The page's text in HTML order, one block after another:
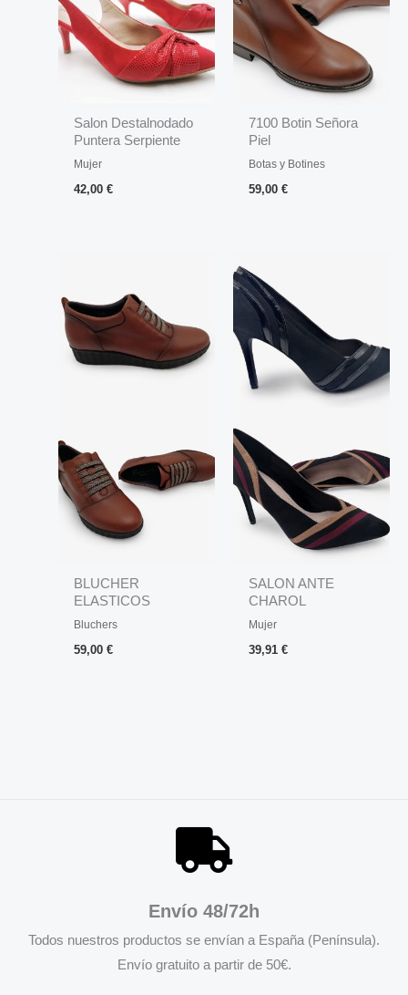
Salon Destalnodado
Puntera Serpiente
Mujer
42,00€
7100 Botin Señora
Piel
Botas y Botines
59,00€
BLUCHER
ELASTICOS
CONFORT
Bluchers
59,00€
SALON ANTE
CHAROL
Mujer
39,91€
Envío 48/72h
Todos nuestros productos se envían a España (Península).
Envío gratuito a partir de 50€.